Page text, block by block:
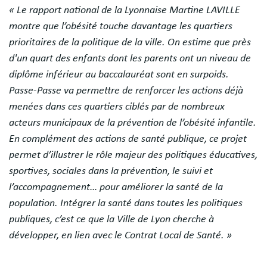
« Le rapport national de la Lyonnaise Martine LAVILLE
montre que l’obésité touche davantage les quartiers
prioritaires de la politique de la ville. On estime que près
d'un quart des enfants dont les parents ont un niveau de
diplôme inférieur au baccalauréat sont en surpoids.
Passe-Passe va permettre de renforcer les actions déjà
menées dans ces quartiers ciblés par de nombreux
acteurs municipaux de la prévention de l’obésité infantile.
En complément des actions de santé publique, ce projet
permet d’illustrer le rôle majeur des politiques éducatives,
sportives, sociales dans la prévention, le suivi et
l’accompagnement… pour améliorer la santé de la
population. Intégrer la santé dans toutes les politiques
publiques, c’est ce que la Ville de Lyon cherche à
développer, en lien avec le Contrat Local de Santé. »